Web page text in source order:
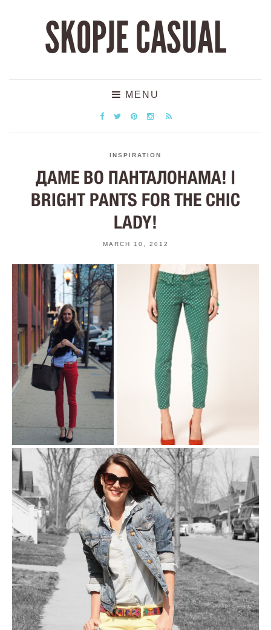
SKOPJE CASUAL
MENU
INSPIRATION
ДАМЕ ВО ПАНТАЛОНАМА! |
BRIGHT PANTS FOR THE CHIC
LADY!
MARCH 10, 2012